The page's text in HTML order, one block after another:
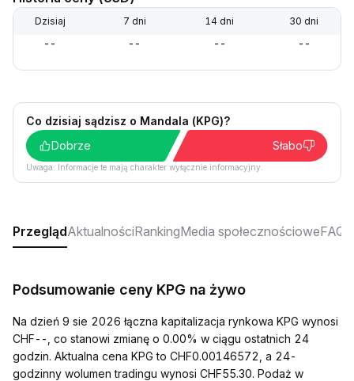
Dzisiaj 7 dni 14 dni 30 dni
-- -- -- --
Co dzisiaj sądzisz o Mandala (KPG)?
Dobrze
Słabo
Uwaga: Informacje te mają charakter wyłącznie informacyjny.
PrzeglądAktualnościRankingMedia społecznościoweFAQ
Podsumowanie ceny KPG na żywo
Na dzień 9 sie 2026 łączna kapitalizacja rynkowa KPG wynosi
CHF--, co stanowi zmianę o 0.00% w ciągu ostatnich 24
godzin. Aktualna cena KPG to CHF0.00146572, a 24-
godzinny wolumen tradingu wynosi CHF55.30. Podaż w